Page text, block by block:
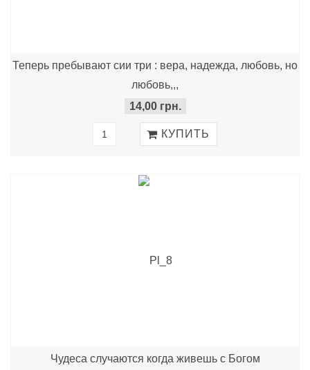
Теперь пребывают сии три : вера, надежда, любовь, но
любовь,,,
14,00 грн.
Чудеса случаются когда живешь с Богом